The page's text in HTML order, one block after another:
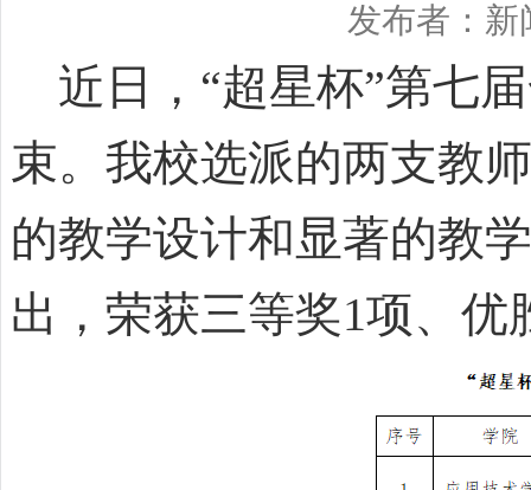
发布者：新
近日，“超星杯”第七
束。我校选派的两支教
的教学设计和显著的教
出，荣获三等奖1项、优